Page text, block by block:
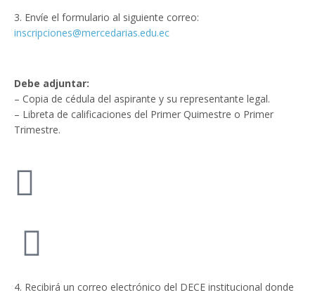
3. Envíe el formulario al siguiente correo:
inscripciones@mercedarias.edu.ec
Debe adjuntar:
– Copia de cédula del aspirante y su representante legal.
– Libreta de calificaciones del Primer Quimestre o Primer
Trimestre.
4. Recibirá un correo electrónico del DECE institucional donde